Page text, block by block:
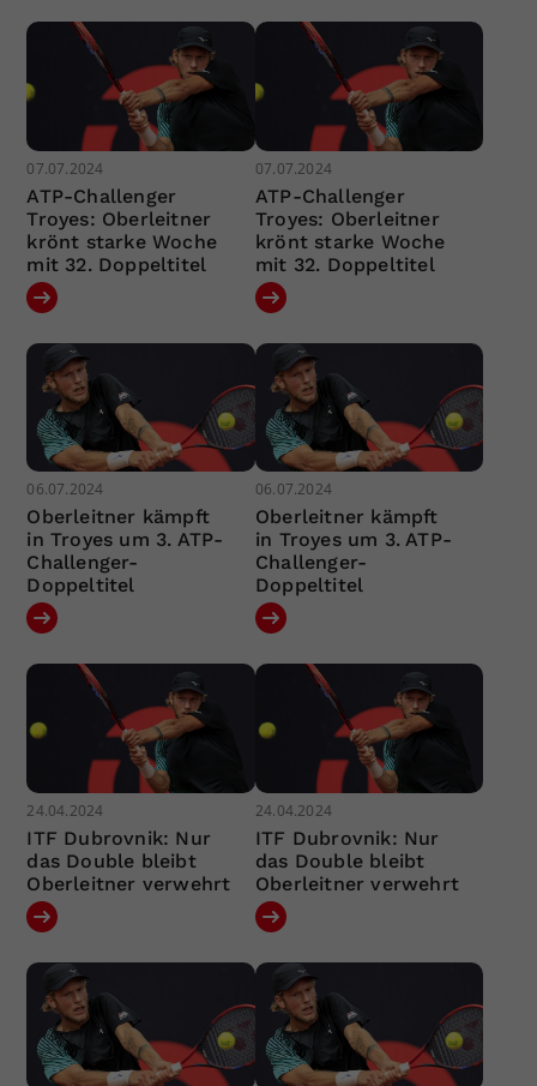
07.07.2024
ATP-Challenger
Troyes: Oberleitner
krönt starke Woche
mit 32. Doppeltitel
07.07.2024
ATP-Challenger
Troyes: Oberleitner
krönt starke Woche
mit 32. Doppeltitel
06.07.2024
Oberleitner kämpft
in Troyes um 3. ATP-
Challenger-
Doppeltitel
06.07.2024
Oberleitner kämpft
in Troyes um 3. ATP-
Challenger-
Doppeltitel
24.04.2024
ITF Dubrovnik: Nur
das Double bleibt
Oberleitner verwehrt
24.04.2024
ITF Dubrovnik: Nur
das Double bleibt
Oberleitner verwehrt